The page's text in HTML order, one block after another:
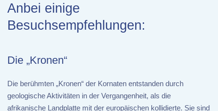
Anbei einige
Besuchsempfehlungen:
Die „Kronen“
Die berühmten „Kronen“ der Kornaten entstanden durch
geologische Aktivitäten in der Vergangenheit, als die
afrikanische Landplatte mit der europäischen kollidierte. Sie sind